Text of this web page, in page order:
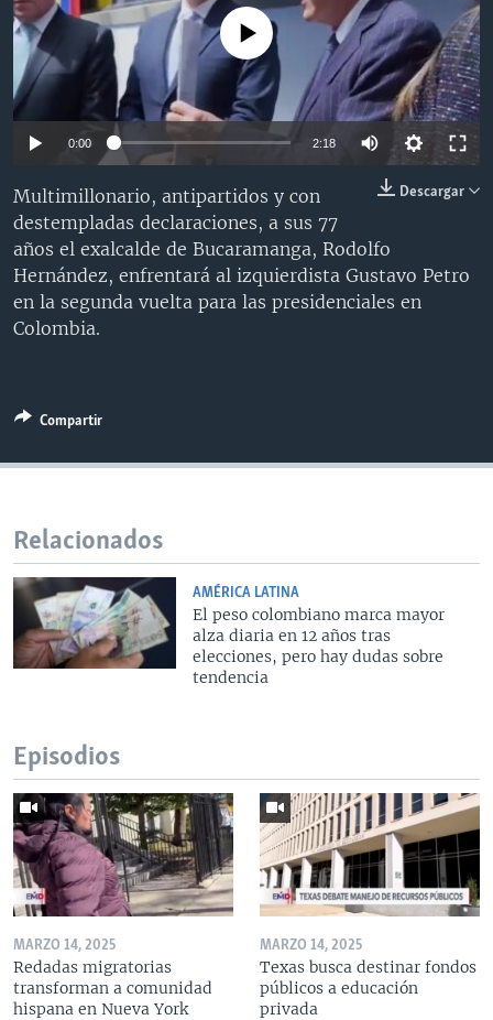
VENEZUELA
BRASIL
NICARAGUA
ECONOMÍA
ENTRETENIMIENTO Y CULTURA
TECNOLOGÍA
DEPORTES
MULTIMEDIA
VIDEOS
FOTOGRAFÍA
AUDIOS
PROGRAMAS TV
EL MUNDO AL DÍA
FORO INTERAMERICANO
LAS CLAVES
PANORAMA
RADIO
AVANCE INFORMATIVO
BUENOS DÍAS AMÉRICA
ESTADOS UNIDOS AL DÍA
EL MUNDO AL DÍA [RADIO]
FORO [RADIO]
NOTA ECONÓMICA
DIRECT
Learning English
SÍGANOS
No media source currently available
0:00 2:18
Descargar
Multimillonario, antipartidos y con
destempladas declaraciones, a sus 77
años el exalcalde de Bucaramanga, Rodolfo
Hernández, enfrentará al izquierdista Gustavo Petro
en la segunda vuelta para las presidenciales en
Colombia.
Compartir
Relacionados
AMÉRICA LATINA
El peso colombiano marca mayor
alza diaria en 12 años tras
elecciones, pero hay dudas sobre
tendencia
Episodios
MARZO 14, 2025
Redadas migratorias
transforman a comunidad
hispana en Nueva York
MARZO 14, 2025
Texas busca destinar fondos
públicos a educación
privada